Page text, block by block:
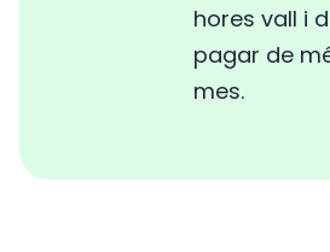
hores vall i
pagar de
mes.